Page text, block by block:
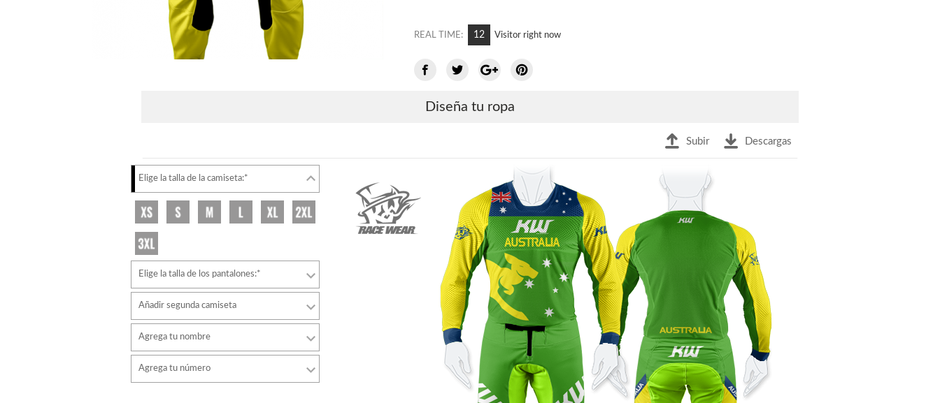
REAL TIME: 12 Visitor right now
Diseña tu ropa
Subir Descargas
Elige la talla de la camiseta:*
Elige la talla de los pantalones:*
Añadir segunda camiseta
Agrega tu nombre
Agrega tu número